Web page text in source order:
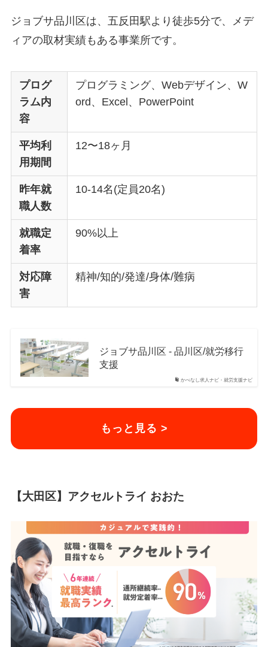
ジョブサ品川区は、五反田駅より徒歩5分で、メデ
ィアの取材実績もある事業所です。
プログ
ラム内
容
プログラミング、Webデザイン、W
ord、Excel、PowerPoint
平均利
用期間
12〜18ヶ月
昨年就
職人数
10-14名(定員20名)
就職定
着率
90%以上
対応障
害
精神/知的/発達/身体/難病
かべなし求人ナビ・就労支援ナビ
ジョブサ品川区 - 品川区/就労移行
支援
もっと見る >
【大田区】アクセルトライ おおた